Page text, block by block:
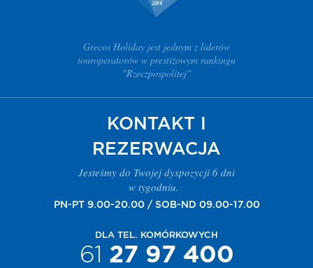
Grecos Holiday jest jednym z liderów
touroperatorów w prestiżowym rankingu
"Rzeczpospolitej"
KONTAKT I
REZERWACJA
Jesteśmy do Twojej dyspozycji 6 dni
w tygodniu.
PN-PT 9.00-20.00 / SOB-ND 09.00-17.00
DLA TEL. KOMÓRKOWYCH
61 27 97 400